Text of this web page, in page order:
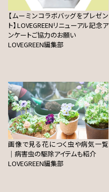
【ムーミンコラボバッグをプレゼン
ト】LOVEGREENリニューアル記念ア
ンケートご協力のお願い
LOVEGREEN編集部
画像で見る花につく虫や病気一覧
｜病害虫の駆除アイテムも紹介
LOVEGREEN編集部